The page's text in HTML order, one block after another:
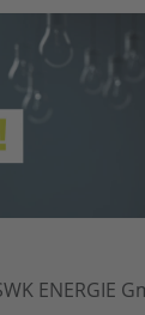
ENERGIE